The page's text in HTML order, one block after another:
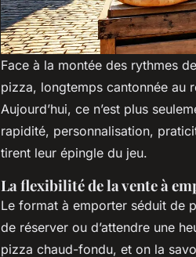
Face à la montée des rythmes
pizza, longtemps cantonnée au
Aujourd’hui, ce n’est plus
rapidité, personnalisation,
tirent leur épingle du jeu.
La flexibilité de la vente à
Le format à emporter séduit de
de réserver ou d’attendre une
pizza chaud-fondu, et on la